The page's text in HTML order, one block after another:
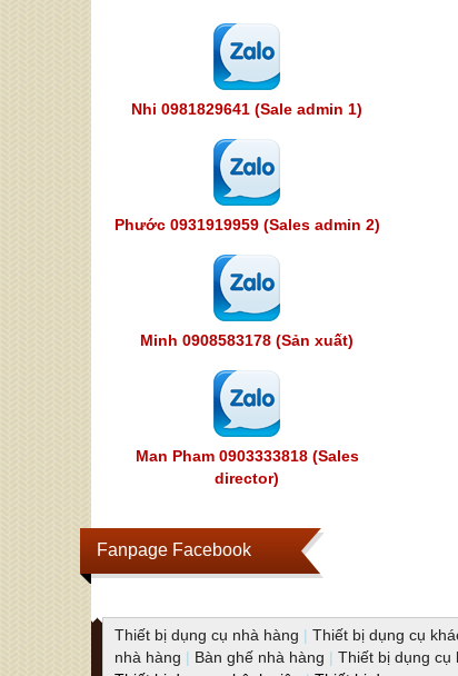
Nhi 0981829641 (Sale admin 1)
Phước 0931919959 (Sales admin 2)
Minh 0908583178 (Sản xuất)
Man Pham 0903333818 (Sales
director)
Fanpage Facebook
Thiết bị dụng cụ nhà hàng | Thiết bị dụng cụ
nhà hàng | Bàn ghế nhà hàng | Thiết bị dụng cụ